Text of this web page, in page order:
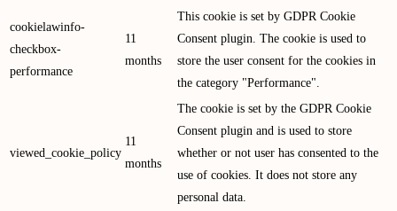
cookielawinfo-
checkbox-
performance
11
months
This cookie is set by GDPR Cookie
Consent plugin. The cookie is used to
store the user consent for the cookies in
the category "Performance".
viewed_cookie_policy
11
months
The cookie is set by the GDPR Cookie
Consent plugin and is used to store
whether or not user has consented to the
use of cookies. It does not store any
personal data.